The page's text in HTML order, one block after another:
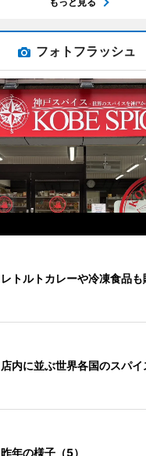
フォトフラッシュ
レトルトカレーや冷凍食品も
店内に並ぶ世界各国のスパイ
昨年の様子（5）